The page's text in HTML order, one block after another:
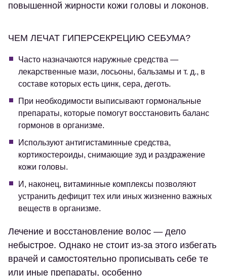
повышенной жирности кожи головы и локонов.
ЧЕМ ЛЕЧАТ ГИПЕРСЕКРЕЦИЮ СЕБУМА?
Часто назначаются наружные средства —
лекарственные мази, лосьоны, бальзамы и т. д., в
составе которых есть цинк, сера, деготь.
При необходимости выписывают гормональные
препараты, которые помогут восстановить баланс
гормонов в организме.
Используют антигистаминные средства,
кортикостероиды, снимающие зуд и раздражение
кожи головы.
И, наконец, витаминные комплексы позволяют
устранить дефицит тех или иных жизненно важных
веществ в организме.
Лечение и восстановление волос — дело
небыстрое. Однако не стоит из-за этого избегать
врачей и самостоятельно прописывать себе те
или иные препараты, особенно